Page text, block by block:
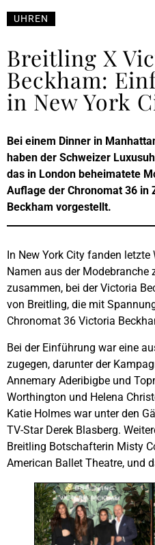
UHREN
Breitling X
Beckham:
in New York
Bei einem Dinner in
haben der Schweizer
das in London beheimatete
Auflage der Chronomat 36 in
Beckham vorgestellt.
In New York City fanden
Namen aus der Modebranche
zusammen, bei der Victoria
von Breitling, die mit
Chronomat 36 Victoria
Bei der Einführung war eine
zugegen, darunter der
Annemary Aderibigbe und
Worthington und Helena
Katie Holmes war unter den
TV-Star Derek Blasberg.
Breitling Botschafterin Misty
American Ballet Theatre, und